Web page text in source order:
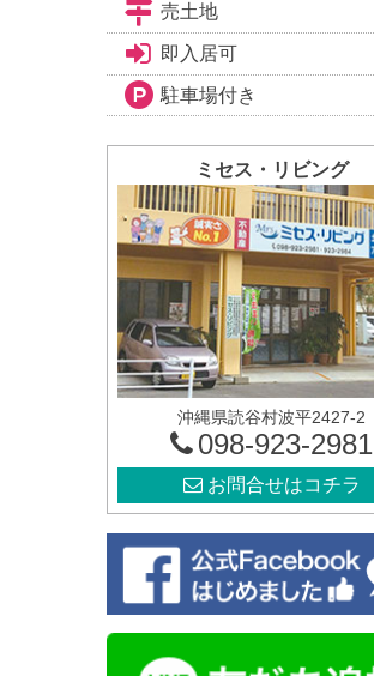
売土地
即入居可
駐車場付き
ミセス・リビング
沖縄県読谷村波平2427-2
098-923-2981
お問合せはコチラ